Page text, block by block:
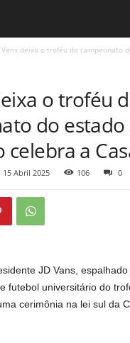
Vans deixa o troféu do campeonato
o troféu
do
a
15 Abril 2025 106 0
JD Vans,
futebol universitário do
cerimônia na lei sul da